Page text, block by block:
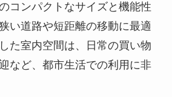
コンパクトなサイズと機能性
い道路や短距離の移動に最適
た室内空間は、日常の買い物
など、都市生活での利用に非